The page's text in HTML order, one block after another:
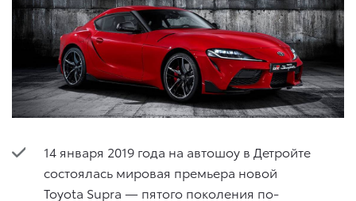
14 января 2019 года на автошоу в Детройте
состоялась мировая премьера новой
Toyota Supra — пятого поколения по-